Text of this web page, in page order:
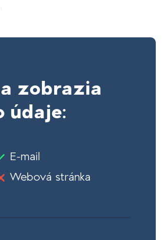
zobrazia
údaje:
E-mail
Webová stránka